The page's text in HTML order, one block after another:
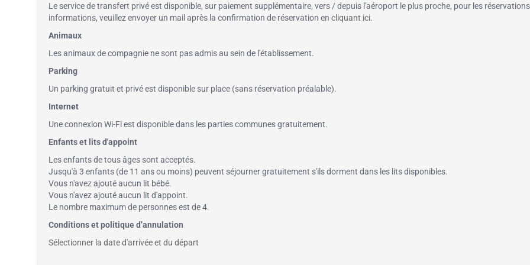
Le service de transfert privé est disponible, sur paiement supplémentaire, vers / depuis l'aéroport le plus proche, pour les
informations, veuillez envoyer un mail après la confirmation de réservation en cliquant ici.
Animaux
Les animaux de compagnie ne sont pas admis au sein de l'établissement.
Parking
Un parking gratuit et privé est disponible sur place (sans réservation préalable).
Internet
Une connexion Wi-Fi est disponible dans les parties communes gratuitement.
Enfants et lits d'appoint
Les enfants de tous âges sont acceptés.
Jusqu'à 3 enfants (de 11 ans ou moins) peuvent séjourner gratuitement s'ils dorment dans les lits disponibles.
Vous n'avez ajouté aucun lit bébé.
Vous n'avez ajouté aucun lit d'appoint.
Le nombre maximum de personnes est de 4.
Conditions et politique d’annulation
Sélectionner la date d'arrivée et du départ